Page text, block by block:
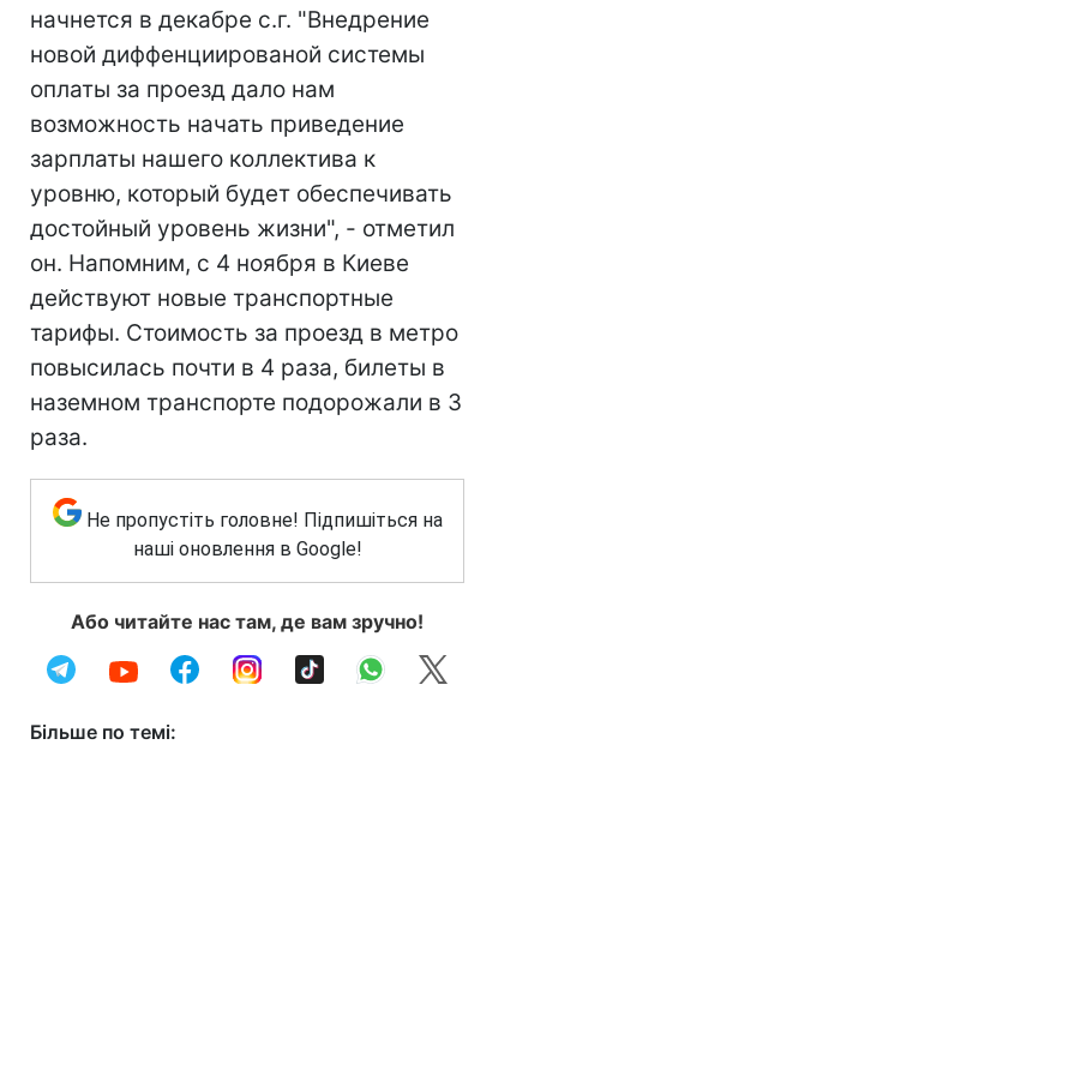
начнется в декабре с.г. "Внедрение
новой диффенциированой системы
оплаты за проезд дало нам
возможность начать приведение
зарплаты нашего коллектива к
уровню, который будет обеспечивать
достойный уровень жизни", - отметил
он. Напомним, с 4 ноября в Киеве
действуют новые транспортные
тарифы. Стоимость за проезд в метро
повысилась почти в 4 раза, билеты в
наземном транспорте подорожали в 3
раза.
Не пропустіть головне! Підпишіться на
наші оновлення в Google!
Або читайте нас там, де вам зручно!
Більше по темі: